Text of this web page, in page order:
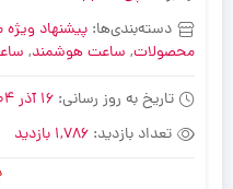
دسته‌بندی‌ها: پیشنهاد
محصولات, ساعت هوشمند,
تاریخ به روز رسانی: 16 آذر 1404
تعداد بازدید: 1,786 بازدید